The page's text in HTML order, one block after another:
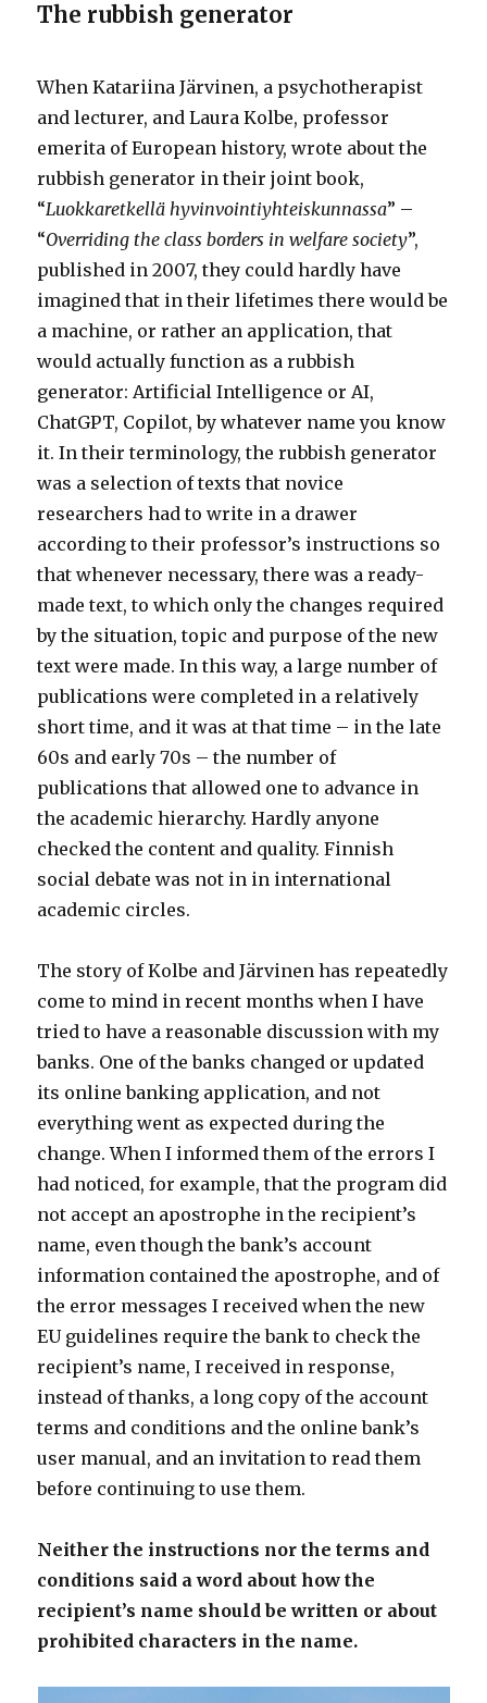
The rubbish generator
When Katariina Järvinen, a psychotherapist
and lecturer, and Laura Kolbe, professor
emerita of European history, wrote about the
rubbish generator in their joint book,
“Luokkaretkellä hyvinvointiyhteiskunnassa” –
“Overriding the class borders in welfare society”,
published in 2007, they could hardly have
imagined that in their lifetimes there would be
a machine, or rather an application, that
would actually function as a rubbish
generator: Artificial Intelligence or AI,
ChatGPT, Copilot, by whatever name you know
it. In their terminology, the rubbish generator
was a selection of texts that novice
researchers had to write in a drawer
according to their professor’s instructions so
that whenever necessary, there was a ready-
made text, to which only the changes required
by the situation, topic and purpose of the new
text were made. In this way, a large number of
publications were completed in a relatively
short time, and it was at that time – in the late
60s and early 70s – the number of
publications that allowed one to advance in
the academic hierarchy. Hardly anyone
checked the content and quality. Finnish
social debate was not in in international
academic circles.
The story of Kolbe and Järvinen has repeatedly
come to mind in recent months when I have
tried to have a reasonable discussion with my
banks. One of the banks changed or updated
its online banking application, and not
everything went as expected during the
change. When I informed them of the errors I
had noticed, for example, that the program did
not accept an apostrophe in the recipient’s
name, even though the bank’s account
information contained the apostrophe, and of
the error messages I received when the new
EU guidelines require the bank to check the
recipient’s name, I received in response,
instead of thanks, a long copy of the account
terms and conditions and the online bank’s
user manual, and an invitation to read them
before continuing to use them.
Neither the instructions nor the terms and
conditions said a word about how the
recipient’s name should be written or about
prohibited characters in the name.